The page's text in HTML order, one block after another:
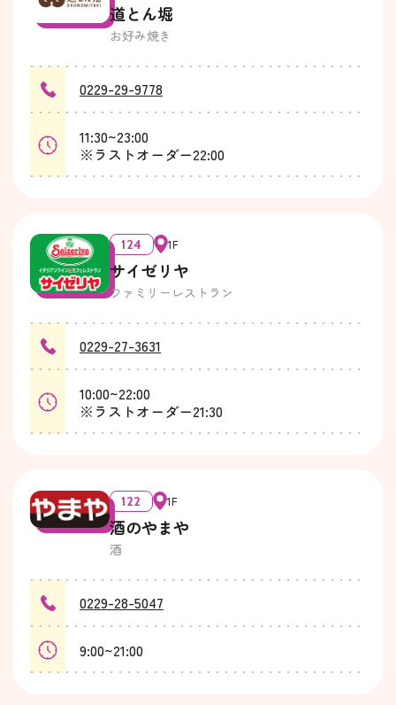
道とん堀
お好み焼き
0229-29-9778
11:30~23:00
※ラストオーダー22:00
124 1F
サイゼリヤ
ファミリーレストラン
0229-27-3631
10:00~22:00
※ラストオーダー21:30
122 1F
酒のやまや
酒
0229-28-5047
9:00~21:00